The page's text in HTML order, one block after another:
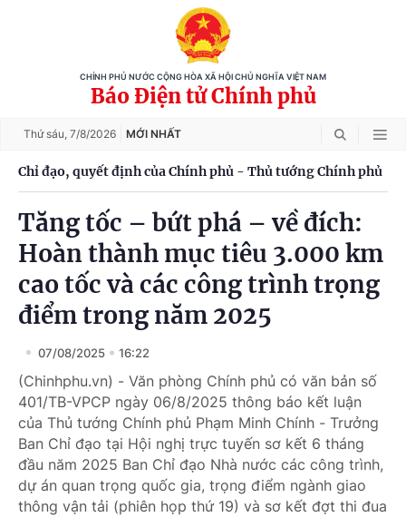
CHÍNH PHỦ NƯỚC CỘNG HÒA XÃ HỘI CHỦ NGHĨA VIỆT NAM
Báo Điện tử Chính phủ
Thứ sáu, 7/8/2026 MỚI NHẤT
Chỉ đạo, quyết định của Chính phủ - Thủ tướng Chính phủ
Tăng tốc – bứt phá – về đích:
Hoàn thành mục tiêu 3.000 km
cao tốc và các công trình trọng
điểm trong năm 2025
07/08/2025 16:22
(Chinhphu.vn) - Văn phòng Chính phủ có văn bản số
401/TB-VPCP ngày 06/8/2025 thông báo kết luận
của Thủ tướng Chính phủ Phạm Minh Chính - Trưởng
Ban Chỉ đạo tại Hội nghị trực tuyến sơ kết 6 tháng
đầu năm 2025 Ban Chỉ đạo Nhà nước các công trình,
dự án quan trọng quốc gia, trọng điểm ngành giao
thông vận tải (phiên họp thứ 19) và sơ kết đợt thi đua